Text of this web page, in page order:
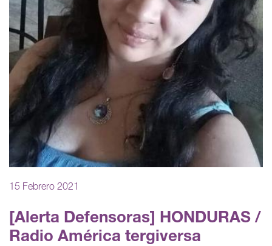
15 Febrero 2021
[Alerta Defensoras] HONDURAS /
Radio América tergiversa